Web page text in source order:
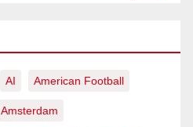
AI American Football
Amsterdam